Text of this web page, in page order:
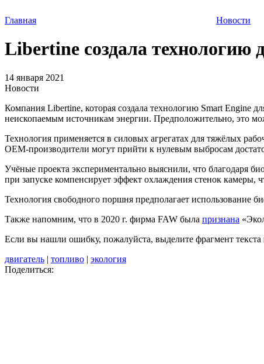
Главная Новости
Libertine создала технологию
14 января 2021
Новости
Компания Libertine, которая создала технологию Smart Engine
неископаемым источникам энергии. Предположительно, это
Технология применяется в силовых агрегатах для тяжёлых
OEM-производители могут прийти к нулевым выбросам
Учёные проекта экспериментально выяснили, что благодаря
при запуске компенсирует эффект охлаждения стенок камеры,
Технология свободного поршня предполагает использование
Также напомним, что в 2020 г. фирма FAW была признана
Если вы нашли ошибку, пожалуйста, выделите фрагмент
двигатель | топливо | экология
Поделиться: